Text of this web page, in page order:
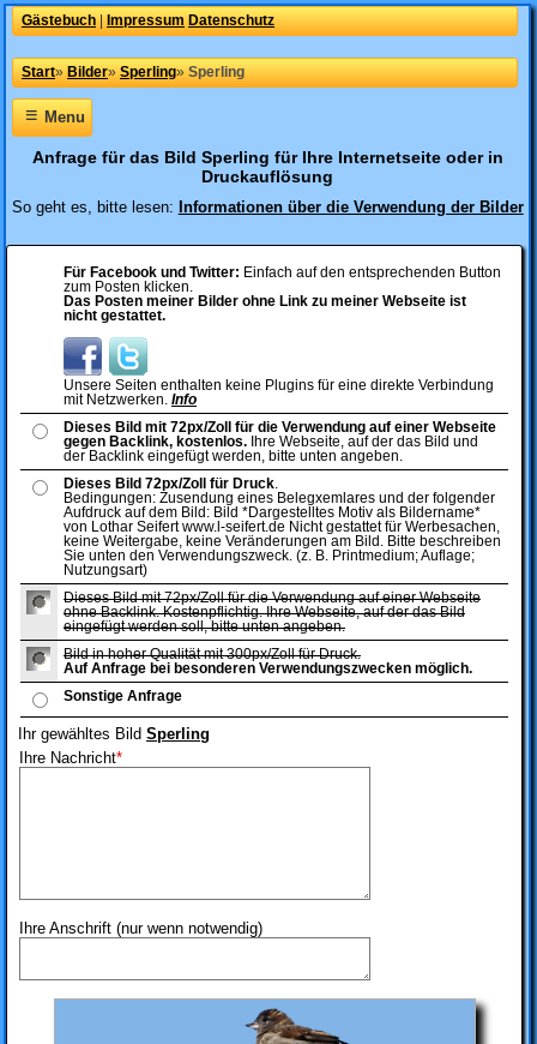
Gästebuch Impressum Datenschutz
Start» Bilder» Sperling» Sperling
≡Menu
Anfrage für das Bild Sperling für Ihre Internetseite oder in
Druckauflösung
So geht es, bitte lesen: Informationen über die Verwendung der Bilder
Für Facebook und Twitter: Einfach auf den entsprechenden Button
zum Posten klicken.
Das Posten meiner Bilder ohne Link zu meiner Webseite ist
nicht gestattet.
Unsere Seiten enthalten keine Plugins für eine direkte Verbindung
mit Netzwerken. Info
Dieses Bild mit 72px/Zoll für die Verwendung auf einer Webseite
gegen Backlink, kostenlos. Ihre Webseite, auf der das Bild und
der Backlink eingefügt werden, bitte unten angeben.
Dieses Bild 72px/Zoll für Druck
Bedingungen: Zusendung eines Belegxemlares und der folgender
Aufdruck auf dem Bild: Bild *Dargestelltes Motiv als Bildername*
von Lothar Seifert www.l-seifert.de Nicht gestattet für Werbesachen,
keine Weitergabe, keine Veränderungen am Bild. Bitte beschreiben
Sie unten den Verwendungszweck. (z. B. Printmedium; Auflage;
Nutzungsart)
Dieses Bild mit 72px/Zoll für die Verwendung auf einer Webseite
ohne Backlink. Kostenpflichtig. Ihre Webseite, auf der das Bild
eingefügt werden soll, bitte unten angeben.
Bild in hoher Qualität mit 300px/Zoll für Druck.
Auf Anfrage bei besonderen Verwendungszwecken möglich.
Sonstige Anfrage
Ihr gewähltes Bild Sperling
Ihre Nachricht*
Ihre Anschrift (nur wenn notwendig)